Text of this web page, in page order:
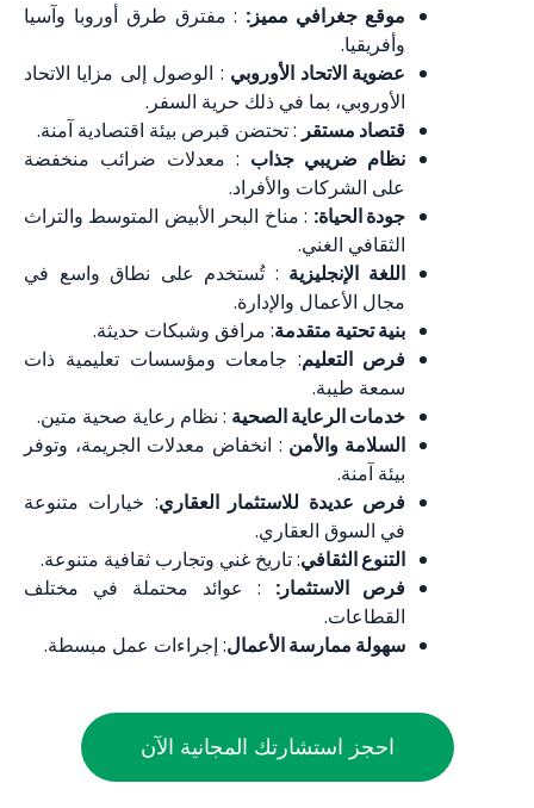
موقع جغرافي مميز: : مفترق طرق أوروبا وآسيا
وأفريقيا.
عضوية الاتحاد الأوروبي : الوصول إلى مزايا الاتحاد
الأوروبي، بما في ذلك حرية السفر.
قتصاد مستقر : تحتضن قبرص بيئة اقتصادية آمنة.
نظام ضريبي جذاب : معدلات ضرائب منخفضة
على الشركات والأفراد.
جودة الحياة: : مناخ البحر الأبيض المتوسط والتراث
الثقافي الغني.
اللغة الإنجليزية : تُستخدم على نطاق واسع في
مجال الأعمال والإدارة.
بنية تحتية متقدمة: مرافق وشبكات حديثة.
فرص التعليم: جامعات ومؤسسات تعليمية ذات
سمعة طيبة.
خدمات الرعاية الصحية : نظام رعاية صحية متين.
السلامة والأمن : انخفاض معدلات الجريمة، وتوفر
بيئة آمنة.
فرص عديدة للاستثمار العقاري: خيارات متنوعة
في السوق العقاري.
التنوع الثقافي: تاريخ غني وتجارب ثقافية متنوعة.
فرص الاستثمار: : عوائد محتملة في مختلف
القطاعات.
سهولة ممارسة الأعمال: إجراءات عمل مبسطة.
احجز استشارتك المجانية الآن